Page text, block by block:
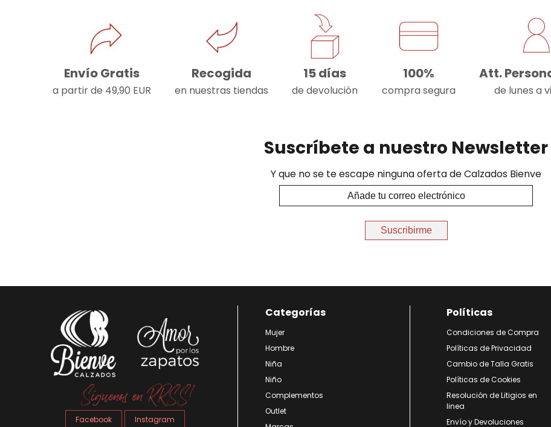
Envío Gratis
a partir de 49,90 EUR
Recogida
en nuestras tiendas
15 días
de devolución
100%
compra segura
Att.
de lunes a
Suscríbete a nuestro Newsletter
Y que no se te escape ninguna oferta de Calzados Bienve
Suscribirme
Facebook Instagram
Categorías
Mujer
Hombre
Niña
Niño
Complementos
Outlet
Políticas
Condiciones de Compra
Políticas de Privacidad
Cambio de Talla Gratis
Políticas de Cookies
Resolución de Litigios en
linea
Envío y Devoluciones